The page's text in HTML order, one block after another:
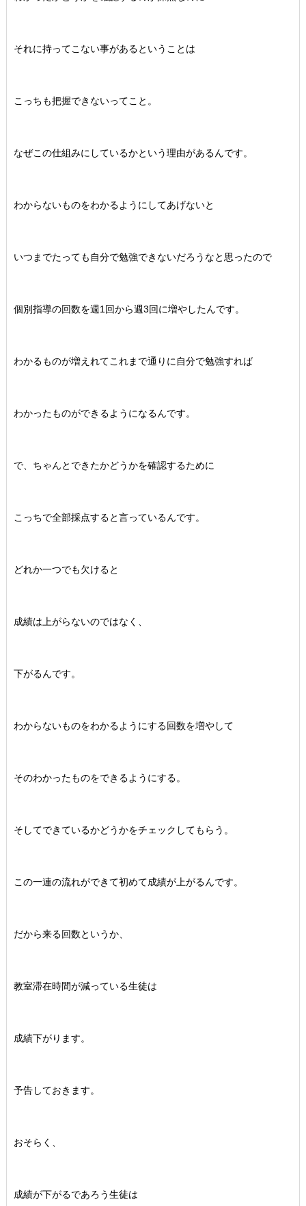
それに持ってこない事があるということは
こっちも把握できないってこと。
なぜこの仕組みにしているかという理由があるんです。
わからないものをわかるようにしてあげないと
いつまでたっても自分で勉強できないだろうなと思ったので
個別指導の回数を週1回から週3回に増やしたんです。
わかるものが増えれてこれまで通りに自分で勉強すれば
わかったものができるようになるんです。
で、ちゃんとできたかどうかを確認するために
こっちで全部採点すると言っているんです。
どれか一つでも欠けると
成績は上がらないのではなく、
下がるんです。
わからないものをわかるようにする回数を増やして
そのわかったものをできるようにする。
そしてできているかどうかをチェックしてもらう。
この一連の流れができて初めて成績が上がるんです。
だから来る回数というか、
教室滞在時間が減っている生徒は
成績下がります。
予告しておきます。
おそらく、
成績が下がるであろう生徒は